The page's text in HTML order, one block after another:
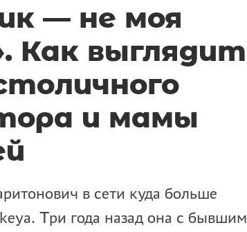
— не моя
Как выглядит
и мамы
в сети куда больше
Три года назад она с бывшим